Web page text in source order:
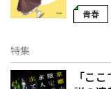
青春
特集
「こ